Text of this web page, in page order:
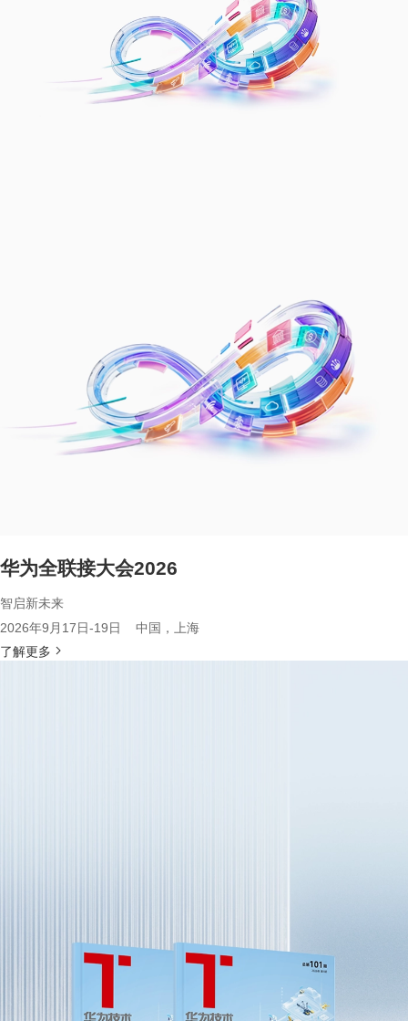
华为全联接大会2026
智启新未来
2026年9月17日-19日 中国，上海
了解更多